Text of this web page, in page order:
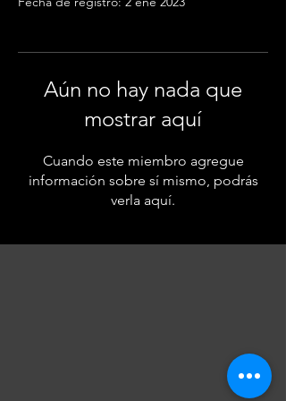
Aún no hay nada que
mostrar aquí
Cuando este miembro agregue
información sobre sí mismo, podrás
verla aquí.